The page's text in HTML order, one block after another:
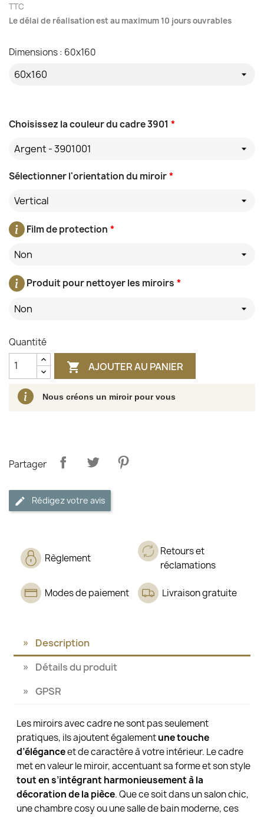
TTC
Le délai de réalisation est au maximum 10 jours ouvrables
*
Choisissez la couleur du cadre 3901
Argent - 3901001
*
Sélectionner l'orientation du miroir
Vertical
*
Film de protection
Non
*
Produit pour nettoyer les miroirs
Non
Dimensions : 60x160
Quantité
 AJOUTER AU PANIER
Nous créons un miroir pour vous
Partager
Rédigez votre avis
Règlement
Retours et
réclamations
Modes de paiement Livraison gratuite
Description
Détails du produit
GPSR
Les miroirs avec cadre ne sont pas seulement
pratiques, ils ajoutent égalementune touche
d’éléganceet de caractère à votre intérieur. Le cadre
met en valeur le miroir, accentuant sa forme et son style
tout en s’intégrant harmonieusement à la
décoration de la pièce. Que ce soit dans un salon chic,
une chambre cosy ou une salle de bain moderne, ces